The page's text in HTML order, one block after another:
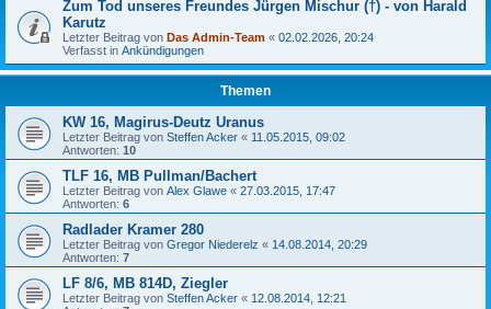
Zum Tod unseres Freundes Jürgen Mischur (†) - von Harald
Karutz
Letzter Beitrag von Das Admin-Team « 02.02.2026, 20:24
Verfasst in Ankündigungen
Themen
KW 16, Magirus-Deutz Uranus
Letzter Beitrag von Steffen Acker « 11.05.2015, 09:02
Antworten: 10
TLF 16, MB Pullman/Bachert
Letzter Beitrag von Alex Glawe « 27.03.2015, 17:47
Antworten: 6
Radlader Kramer 280
Letzter Beitrag von Gregor Niederelz « 14.08.2014, 20:29
Antworten: 7
LF 8/6, MB 814D, Ziegler
Letzter Beitrag von Steffen Acker « 12.08.2014, 12:21